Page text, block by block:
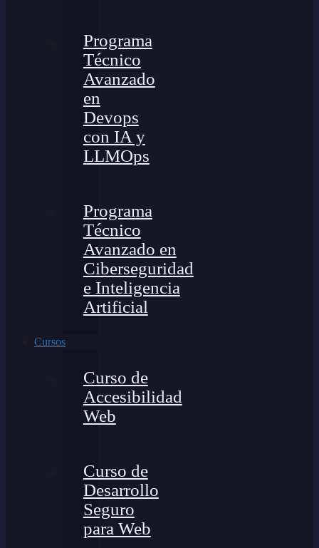
Programa
Técnico
Avanzado
en
Devops
con IA y
LLMOps
Programa
Técnico
Avanzado en
Ciberseguridad
e Inteligencia
Artificial
Cursos
Curso de
Accesibilidad
Web
Curso de
Desarrollo
Seguro
para Web